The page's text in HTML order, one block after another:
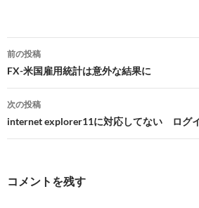
投
稿
ナ
ビ
ゲ
前の投稿
FX-米国雇用統計は意外な結果に
次の投稿
internet explorer11に対応してない ログ
コメントを残す